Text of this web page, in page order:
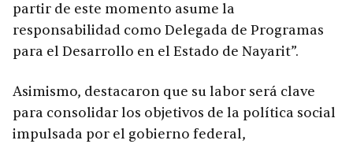
partir de este momento asume la
responsabilidad como Delegada de Programas
para el Desarrollo en el Estado de Nayarit”.
Asimismo, destacaron que su labor será clave
para consolidar los objetivos de la política social
impulsada por el gobierno federal,